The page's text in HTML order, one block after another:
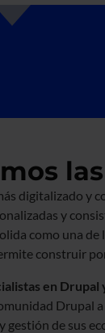
digitalizado y
y
como una de
construir
en Drupal
Drupal
gestión de sus